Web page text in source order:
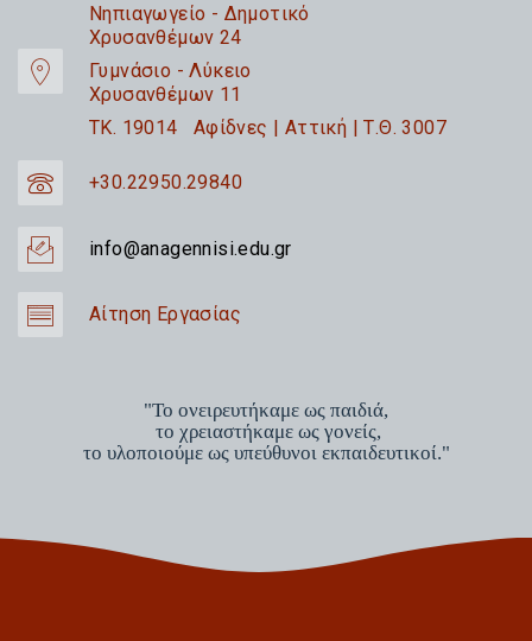
Nηπιαγωγείο - Δημοτικό
Χρυσανθέμων 24
Γυμνάσιο - Λύκειο
Χρυσανθέμων 11
TK. 19014 Αφίδνες | Αττική | Τ.Θ. 3007
+30.22950.29840
info@anagennisi.edu.gr
Αίτηση Εργασίας
"Το ονειρευτήκαμε ως παιδιά,
το χρειαστήκαμε ως γονείς,
το υλοποιούμε ως υπεύθυνοι εκπαιδευτικοί."